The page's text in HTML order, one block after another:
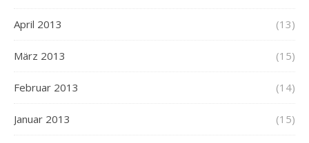
April 2013 (13)
März 2013 (15)
Februar 2013 (14)
Januar 2013 (15)